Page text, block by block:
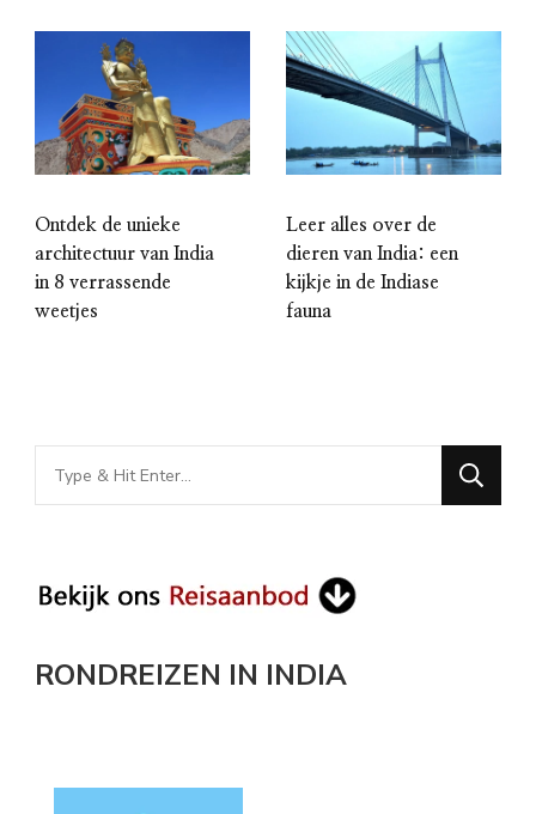
Ontdek de unieke
architectuur van India
in 8 verrassende
weetjes
Leer alles over de
dieren van India: een
kijkje in de Indiase
fauna
Looking
for
RONDREIZEN IN INDIA